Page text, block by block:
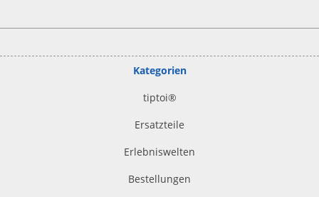
Kategorien
tiptoi®
Ersatzteile
Erlebniswelten
Bestellungen